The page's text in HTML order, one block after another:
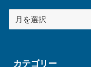
ー
ブカテゴリー